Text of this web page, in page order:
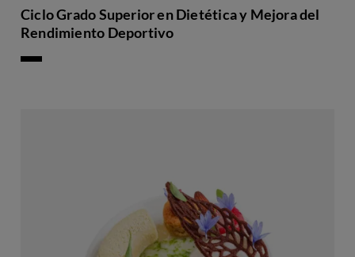
Ciclo Grado Superior en Dietética y Mejora del
Rendimiento Deportivo